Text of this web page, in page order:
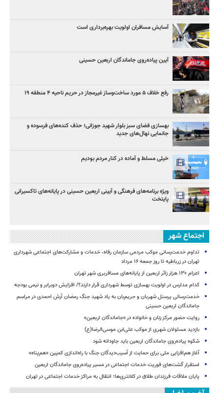
آسایش مسافران اولویت بهره‌برداری است
آیین پیاده‌روی جاماندگان اربعین حسینی
رفع خلاف ۵ مورد ساخت‌وساز غیرمجاز در حریم ناحیه ۴ منطقه ۱۹
بهسازی فضای سبز بلوار شهید جوزانی؛ حذف کنده‌های فرسوده و
جانمایی نهال‌های جدید
خیلی مسلط و آماده در کنار مردم بودیم
ویژه برنامه‌های فرهنگی و آیینی اربعین حسینی در پایانه‌های تاکسیرانی
پایتخت
اجتماع شهر
تداوم خدمت‌رسانی موکب مردمی سازمان رفاه، خدمات و مشارکت‌های اجتماعی شهرداری
تهران در زرباطیه تا روز جمعه ۱۶ مرداد
اعزام ۱۳۰ هزار زائر اربعین از پایانه‌های مسافربری شهر تهران
کدام مدارس در اولویت بهسازی توسط شهرداری قرار دارند؟/ افزایش دوبرابر و نیمی بودجه
خدمت‌رسانی پرسنل شهربان و حریم‌بان به یاد شهید جنگ رمضان آرش احمدی در مراسم
جاماندگان اربعین حسینی
روایت حضور مرکز زنان و خانواده در «جاماندگان اربعین»
بازدید مسئولان شهری از موکب علی‌ابن موسی‌الرضا(ع)
شکوه پیاده‌روی جاماندگان اربعین باید جاودانه شود
آغاز هم‌افزایی ملی برای حمایت از آسیب‌دیدگان جنگ با راه‌اندازی کمپین «هم‌پناه»
استقرار گشت‌های فوریت خدمات اجتماعی در مسیر پیاده‌روی جاماندگان اربعین
پایان ملاقات فرزندان طلاق در کلانتری‌ها؛ انتقال به مراکز خدمات اجتماعی در تهران